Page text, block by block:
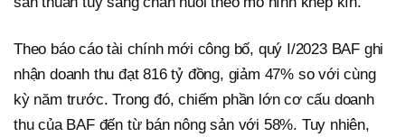
Theo báo cáo tài chính mới công bố, quý I/2023 BAF ghi
nhận doanh thu đạt 816 tỷ đồng, giảm 47% so với cùng
kỳ năm trước. Trong đó, chiếm phần lớn cơ cấu doanh
thu của BAF đến từ bán nông sản với 58%. Tuy nhiên,